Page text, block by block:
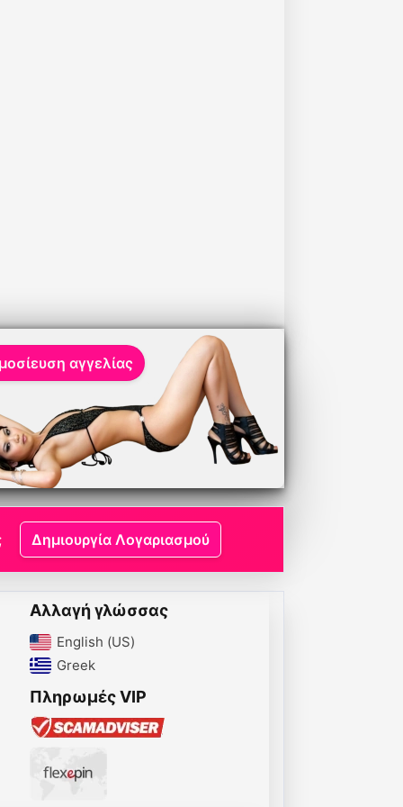
αγγελίας
Δημιουργία Λογαριασμού
Αλλαγή γλώσσας
English (US)‎
Greek‎
Πληρωμές VIP